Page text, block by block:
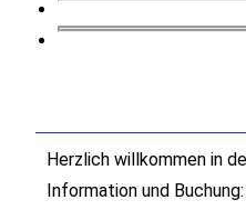
Herzlich willkommen in
Information und